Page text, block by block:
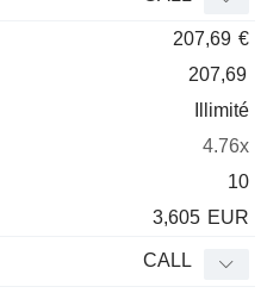
207,69 €
207,69
Illimité
4.76x
10
3,605 EUR
CALL